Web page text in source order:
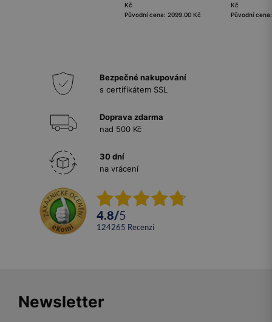
Kč
Původní cena: 2099.00 Kč
Kč
Původní
Bezpečné nakupování
s certifikátem SSL
Doprava zdarma
nad 500 Kč
30 dní
na vrácení
4.8/5
124265 recenzí
Newsletter